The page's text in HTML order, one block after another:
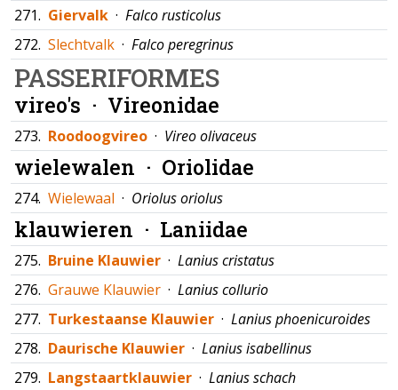
271. Giervalk · Falco rusticolus
272. Slechtvalk · Falco peregrinus
PASSERIFORMES
vireo's · Vireonidae
273. Roodoogvireo · Vireo olivaceus
wielewalen · Oriolidae
274. Wielewaal · Oriolus oriolus
klauwieren · Laniidae
275. Bruine Klauwier · Lanius cristatus
276. Grauwe Klauwier · Lanius collurio
277. Turkestaanse Klauwier · Lanius phoenicuroides
278. Daurische Klauwier · Lanius isabellinus
279. Langstaartklauwier · Lanius schach